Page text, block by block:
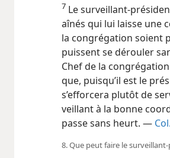
7 Le surveillant-
aînés qui lui laisse une
la congrégation soient
puissent se dérouler
Chef de la
que, puisqu’il est le
s’efforcera plutôt de
veillant à la bonne
passe sans heurt. —
8. Que peut faire le